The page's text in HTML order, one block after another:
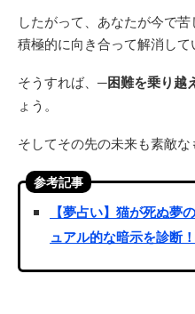
したがって、あなたが今で苦
積極的に向き合って解消して
そうすれば、 ─困難を乗り越
ょう。
そしてその先の未来も素敵な
参考記事
【夢占い】猫が死ぬ夢
ュアル的な暗示を診断！